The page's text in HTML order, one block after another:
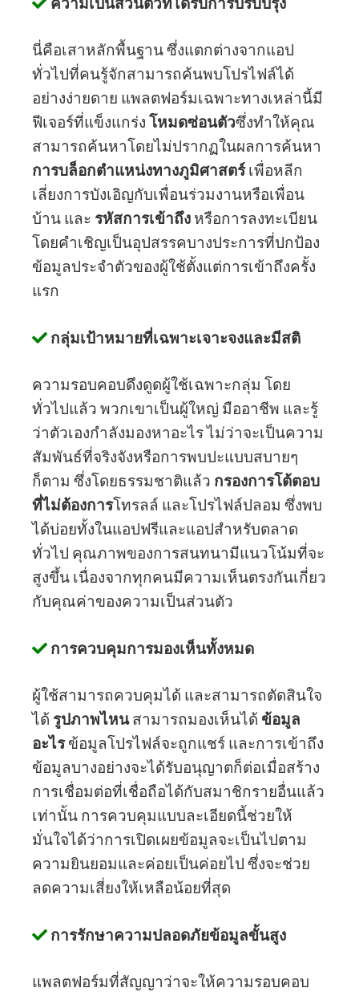
นี่คือเสาหลักพื้นฐาน ซึ่งแตกต่างจากแอป
ทั่วไปที่คนรู้จักสามารถค้นพบโปรไฟล์ได้
อย่างง่ายดาย แพลตฟอร์มเฉพาะทางเหล่านี้มี
ฟีเจอร์ที่แข็งแกร่งโหมดซ่อนตัวซึ่งทำให้คุณ
สามารถค้นหาโดยไม่ปรากฏในผลการค้นหา
การบล็อกตำแหน่งทางภูมิศาสตร์เพื่อหลีก
เลี่ยงการบังเอิญกับเพื่อนร่วมงานหรือเพื่อน
บ้าน และ รหัสการเข้าถึง หรือการลงทะเบียน
โดยคำเชิญเป็นอุปสรรคบางประการที่ปกป้อง
ข้อมูลประจำตัวของผู้ใช้ตั้งแต่การเข้าถึงครั้ง
แรก
กลุ่มเป้าหมายที่เฉพาะเจาะจงและมีสติ
ความรอบคอบดึงดูดผู้ใช้เฉพาะกลุ่ม โดย
ทั่วไปแล้ว พวกเขาเป็นผู้ใหญ่ มืออาชีพ และรู้
ว่าตัวเองกำลังมองหาอะไร ไม่ว่าจะเป็นความ
สัมพันธ์ที่จริงจังหรือการพบปะแบบสบายๆ
ก็ตาม ซึ่งโดยธรรมชาติแล้ว กรองการโต้ตอบ
ที่ไม่ต้องการโทรลล์ และโปรไฟล์ปลอม ซึ่งพบ
ได้บ่อยทั้งในแอปฟรีและแอปสำหรับตลาด
ทั่วไป คุณภาพของการสนทนามีแนวโน้มที่จะ
สูงขึ้น เนื่องจากทุกคนมีความเห็นตรงกันเกี่ยว
กับคุณค่าของความเป็นส่วนตัว
การควบคุมการมองเห็นทั้งหมด
ผู้ใช้สามารถควบคุมได้ และสามารถตัดสินใจ
ได้ รูปภาพไหนสามารถมองเห็นได้ ข้อมูล
อะไรข้อมูลโปรไฟล์จะถูกแชร์ และการเข้าถึง
ข้อมูลบางอย่างจะได้รับอนุญาตก็ต่อเมื่อสร้าง
การเชื่อมต่อที่เชื่อถือได้กับสมาชิกรายอื่นแล้ว
เท่านั้น การควบคุมแบบละเอียดนี้ช่วยให้
มั่นใจได้ว่าการเปิดเผยข้อมูลจะเป็นไปตาม
ความยินยอมและค่อยเป็นค่อยไป ซึ่งจะช่วย
ลดความเสี่ยงให้เหลือน้อยที่สุด
การรักษาความปลอดภัยข้อมูลขั้นสูง
แพลตฟอร์มที่สัญญาว่าจะให้ความรอบคอบ